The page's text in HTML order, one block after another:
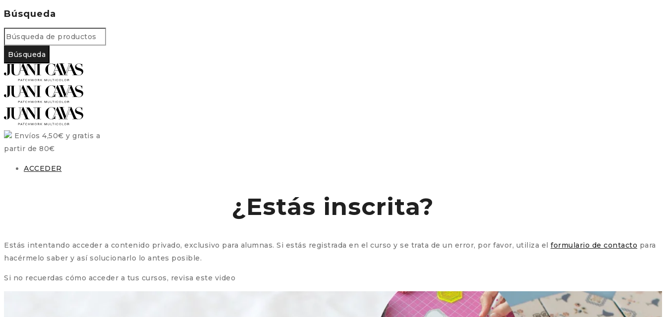
Búsqueda
Envíos 4,50€ y gratis a
partir de 80€
ACCEDER
¿Estás inscrita?
Estás intentando acceder a contenido privado, exclusivo para alumnas. Si estás registrada en el curso y se trata de un error, por favor, utiliza el formulario de contacto para
hacérmelo saber y así solucionarlo lo antes posible.
Si no recuerdas cómo acceder a tus cursos, revisa este video